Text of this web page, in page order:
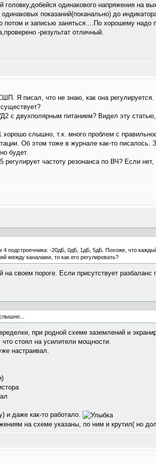
одинакового напряжения на
показаний(поканально) до
и записью заняться....По хорошему надо
-результат отличный.
Я писал, что не знаю, как она регулируется.
с двухполярным питанием? Видел эту
слышно, т.к. много проблем с
Об этом тоже в журнале как-то писалось.
будет.
частоту резонанса по ВЧ? Если нет,
4 подстроечника: -20дБ, 0дБ, 1дБ, 5дБ. Похоже, что
между каналами, то как его регулировать?
своем пороге. Если присутствует
при родной схеме заземлений и
стоял на усилители мощности.
настраивал.
даже как-то работало.
на схеме указаны, по ним и крутил( но